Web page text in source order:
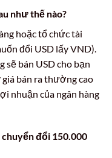
như thế nào?
hoặc tổ chức tài
đổi USD lấy VND).
sẽ bán USD cho bạn
bán ra thường cao
nhuận của ngân hàng
chuyển đổi 150.000